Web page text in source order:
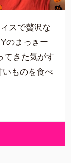
スで贅沢な
のまっきー
きた気がす
いものを食べ